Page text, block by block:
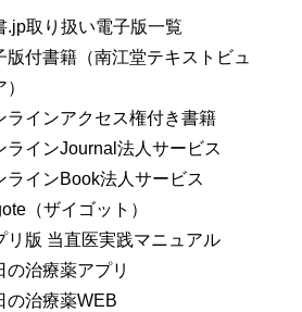
.jp取り扱い電子版一覧
版付書籍（南江堂テキストビュ
ラインアクセス権付き書籍
ラインJournal法人サービス
ラインBook法人サービス
（ザイゴット）
リ版 当直医実践マニュアル
の治療薬アプリ
の治療薬WEB